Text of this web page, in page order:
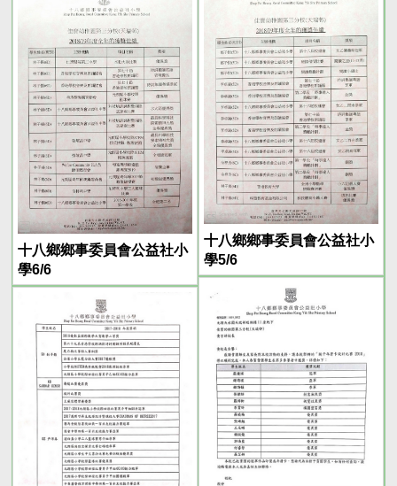
十八鄉鄉事委員會公益社小
學5/6
十八鄉鄉事委員會公益社小
學6/6